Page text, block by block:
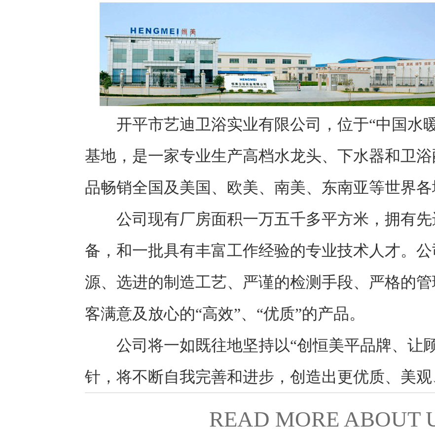
开平市艺迪卫浴实业有限公司，位于“中国水
基地，是一家专业生产高档水龙头、下水器和卫
品畅销全国及美国、欧美、南美、东南亚等世界各
公司现有厂房面积一万五千多平方米，拥有先
备，和一批具有丰富工作经验的专业技术人才。
源、选进的制造工艺、严谨的检测手段、严格的
客满意及放心的“高效”、“优质”的产品。
公司将一如既往地坚持以“创恒美平品牌、让
针，将不断自我完善和进步，创造出更优质、美观
READ MORE ABOUT